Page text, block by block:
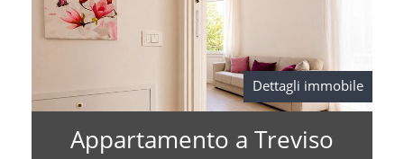
Dettagli immobile
Appartamento a Treviso